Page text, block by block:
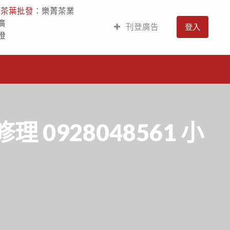
茶葉批發 ：樂菁茶業
刊登廣告 登入
理 0928048561 小